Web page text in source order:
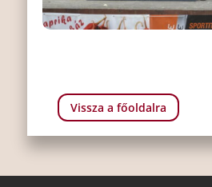
Vissza a főoldalra